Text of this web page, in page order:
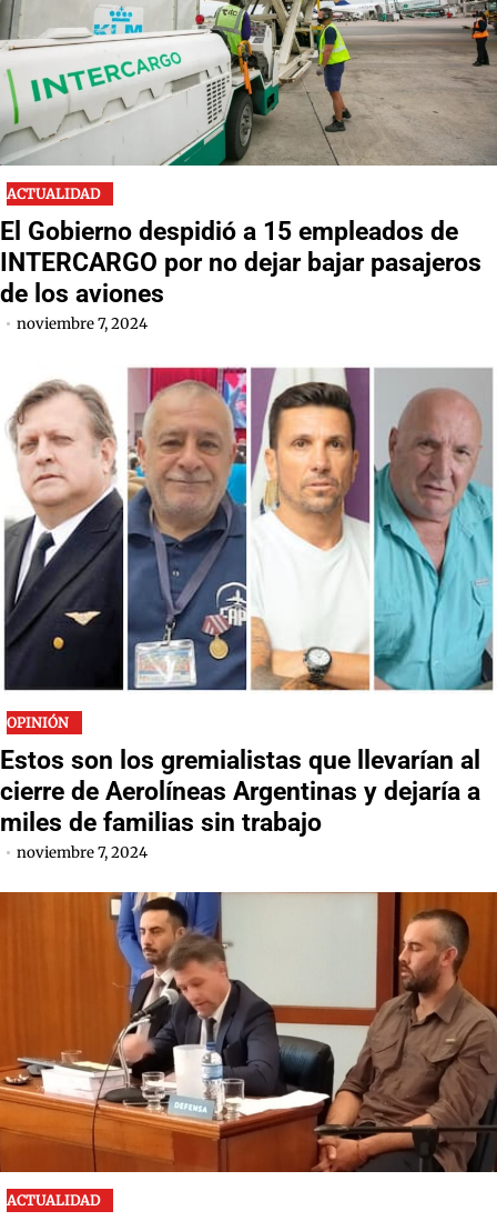
ACTUALIDAD
El Gobierno despidió a 15 empleados de
INTERCARGO por no dejar bajar pasajeros
de los aviones
noviembre 7, 2024
OPINIÓN
Estos son los gremialistas que llevarían al
cierre de Aerolíneas Argentinas y dejaría a
miles de familias sin trabajo
noviembre 7, 2024
ACTUALIDAD